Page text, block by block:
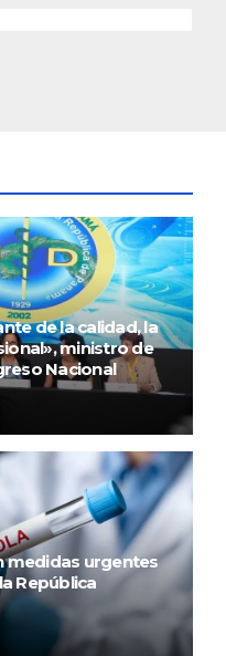
de la calidad, la
ministro de
Nacional
medidas urgentes
República